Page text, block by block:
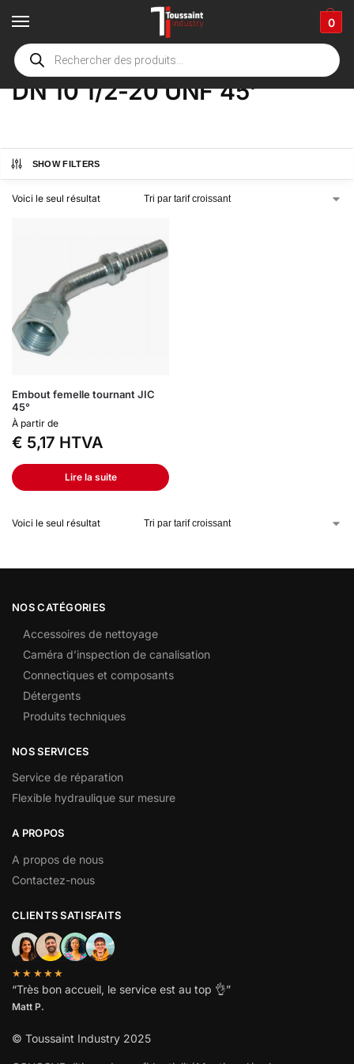
0
Accueil boutique / Product Options
DN 10 1/2-20 UNF 45'
SHOW FILTERS
Voici le seul résultat
Embout femelle tournant JIC
45°
À partir de
€ 5,17 HTVA
Lire la suite
Voici le seul résultat
NOS CATÉGORIES
Accessoires de nettoyage
Caméra d’inspection de canalisation
Connectiques et composants
Détergents
Produits techniques
NOS SERVICES
Service de réparation
Flexible hydraulique sur mesure
A PROPOS
A propos de nous
Contactez-nous
CLIENTS SATISFAITS
★★★★★
“Très bon accueil, le service est au top 👌”
Matt P.
© Toussaint Industry 2025